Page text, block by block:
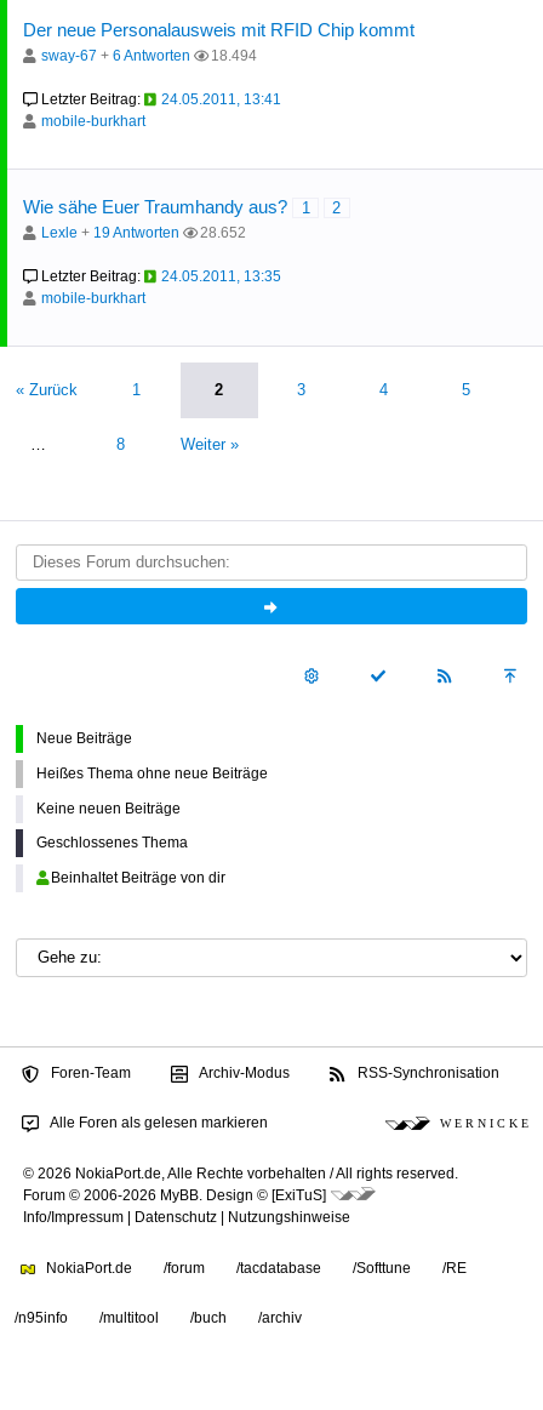
Der neue Personalausweis mit RFID Chip kommt
sway-67 + 6 Antworten 18.494
Letzter Beitrag:
24.05.2011, 13:41
mobile-burkhart
Wie sähe Euer Traumhandy aus? 1 2
Lexle + 19 Antworten 28.652
Letzter Beitrag:
24.05.2011, 13:35
mobile-burkhart
« Zurück 1 2 3 4 5
… 8 Weiter »
Neue Beiträge
Heißes Thema ohne neue Beiträge
Keine neuen Beiträge
Geschlossenes Thema
Beinhaltet Beiträge von dir
Foren-Team Archiv-Modus RSS-Synchronisation
Alle Foren als gelesen markieren W E R N I C K E
© 2026 NokiaPort.de, Alle Rechte vorbehalten /All rights reserved.
Forum © 2006-2026 MyBB
Design © [ExiTuS]
Info/Impressum
Datenschutz Nutzungshinweise
NokiaPort.de /forum /tacdatabase /Softtune /RE
/n95info /multitool /buch /archiv